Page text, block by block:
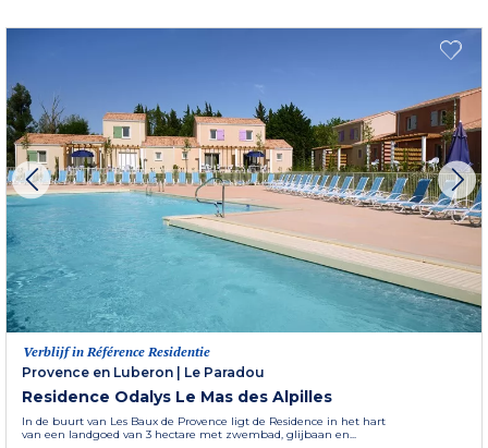
Verblijf in Référence Residentie
Provence en Luberon | Le Paradou
Residence Odalys Le Mas des Alpilles
In de buurt van Les Baux de Provence ligt de Residence in het hart
van een landgoed van 3 hectare met zwembad, glijbaan en...